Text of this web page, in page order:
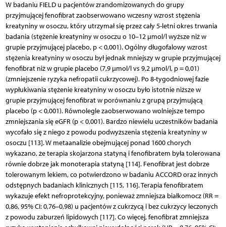
W badaniu FIELD u pacjentów zrandomizowanych do grupy
przyjmującej fenofibrat zaobserwowano wczesny wzrost stężenia
kreatyniny w osoczu, który utrzymał się przez cały 5-letni okres trwania
badania (stężenie kreatyniny w osoczu o 10–12 μmol/l wyższe niż w
grupie przyjmującej placebo, p < 0,001). Ogólny długofalowy wzrost
stężenia kreatyniny w osoczu był jednak mniejszy w grupie przyjmującej
fenofibrat niż w grupie placebo (7,9 μmol/l vs 9,2 μmol/l, p = 0,01)
(zmniejszenie ryzyka nefropatii cukrzycowej). Po 8-tygodniowej fazie
wypłukiwania stężenie kreatyniny w osoczu było istotnie niższe w
grupie przyjmującej fenofibrat w porównaniu z grupą przyjmującą
placebo (p < 0,001). Równolegle zaobserwowano wolniejsze tempo
zmniejszania się eGFR (p < 0,001). Bardzo niewielu uczestników badania
wycofało się z niego z powodu podwyższenia stężenia kreatyniny w
osoczu [113]. W metaanalizie obejmującej ponad 1600 chorych
wykazano, że terapia skojarzona statyną i fenofibratem była tolerowana
równie dobrze jak monoterapia statyną [114]. Fenofibrat jest dobrze
tolerowanym lekiem, co potwierdzono w badaniu ACCORD oraz innych
odstępnych badaniach klinicznych [115, 116]. Terapia fenofibratem
wykazuje efekt nefroprotekcyjny, ponieważ zmniejsza białkomocz (RR =
0,86, 95% CI: 0,76–0,98) u pacjentów z cukrzycą i bez cukrzycy leczonych
z powodu zaburzeń lipidowych [117]. Co więcej, fenofibrat zmniejsza